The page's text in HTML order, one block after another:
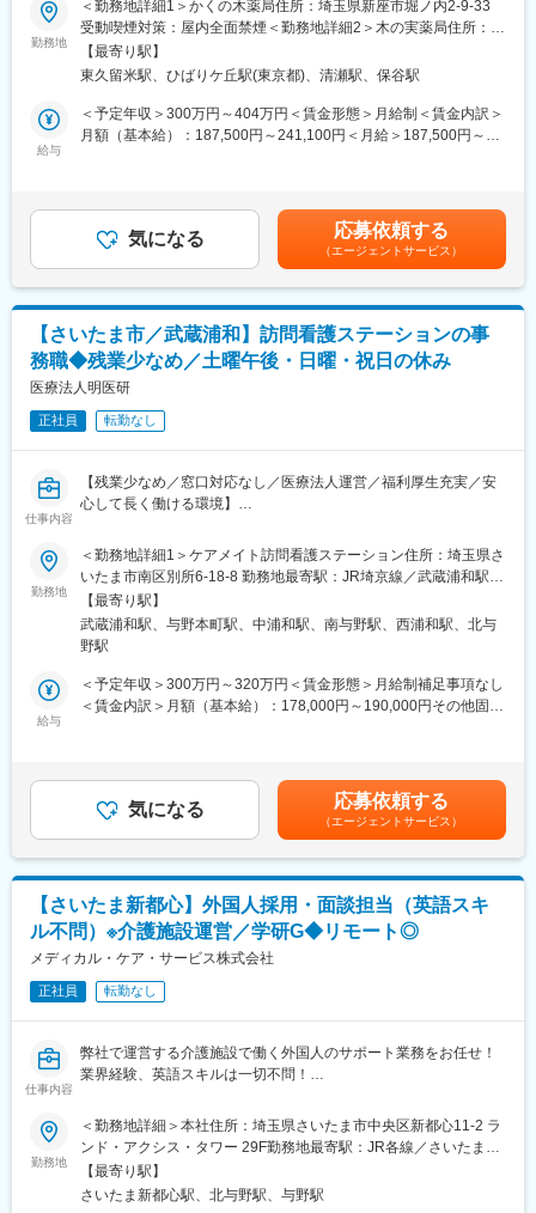
変更の範囲：無
ます。
マネージャーは男性５名・女性４名、年齢層20・30代の社員が活
躍しております！
■当社の特徴/魅力：
・めぐみの里では利用される障がい者の方々に、しっかりと「仕
身近な存在でいたいという考えから『マネージャー』と呼んでい
ます。
・非常に風通しの良い環境で、年間を通して農場運動会や、
設けております！
変更の範囲：会社の定める業務
【業務内容】
薬局での事務及び薬剤師の補助業務をお任せいたします。地域密
着でお客様との距離が近く、直接感謝をいただける仕事です。
【業務詳細】
・調剤薬局での受付業務や処方箋のデータ入力
・一般用医薬品の販売や相談応需
・お薬のお届けサービス、他店舗への小分け業務（社用車使用）
・薬局として地域包括ケアの拠点となるための活動
・新卒学生採用活動の支援
新座市の各店舗にはそれぞれ3名～10名の事務スタッフが在籍し
ており、年齢層も20代～50代と幅広い方々が活躍しています。育
児休暇を取得している社員も複数おり、長期的な就業が可能で
【手厚い研修制度】
・職種別 OJT 制度
・全社研修（かくの木研修会）
会社が一部負担します）
・研修休日（業務時間を利用して研修に参加することができ、入
社3年間は月に1日取得することができます。）
【休暇休日】
・完全週休2日制(日曜・祝日・平日1日)
・有給休暇 初年度10日
・介護休業制度あり
【豊富な諸手当】
・残業手当：超過勤務分を全額支給
・技能認定手当：2,000円（登録販売者、Officeエキスパート等）
・住宅手当：15,000円（※付与条件あり）
・子ども手当：10,000円
・幼保手当：5,000円
業、介護相談事業を展開しています。
・高齢化が進んでいる現在。住み慣れた地域で安心・安全に暮ら
療、介護、福祉の専門家だからできる質の高い支援を提供してい
ます。決して大きな規模の会社ではありませんが、患者さんや利
用者さんのことを第一に考え、住みやすい街づくりに貢献してい
ます。
勤務地
＜勤務地詳細1＞かくの木薬局住所：埼玉県新座市堀ノ内2-9-33
受動喫煙対策：屋内全面禁煙＜勤務地詳細2＞木の実薬局住所：新
座市本多1-3-9 受動喫煙対策：屋内全面禁煙＜勤務地詳細3＞かく
の木薬局 新堀店住所：埼玉県新座市新堀1-13-6 受動喫煙対策：屋
【最寄り駅】
東久留米駅、ひばりケ丘駅(東京都)、清瀬駅、保谷駅
給与
＜予定年収＞300万円～404万円＜賃金形態＞月給制＜賃金内訳＞
月額（基本給）：187,500円～241,100円＜月給＞187,500円～
月）1,000～3,000 円（※前年度の勤務評価による）賃金はあくま
でも目安の金額であり、選考を通じて上下する可能性がありま
す。月給(月額)は固定手当を含めた表記です。
気になる 応募依頼する
（エージェントサービス）
【さいたま市／武蔵浦和】訪問看護ステーションの事
務職◆残業少なめ／土曜午後・日曜・祝日の休み
医療法人明医研
正社員 転勤なし
仕事内容
【残業少なめ／窓口対応なし／医療法人運営／福利厚生充実／安
心して長く働ける環境】
■業務内容
・医療保険・介護保険の請求業務
・支払、請求関係処理
・タイムカードなど勤怠管理
・各種事務手続きや資料作成
・電話対応
・事業所庶務（清掃・備品補充等）
ており、家族の介護や子育て等、家庭との両立に理解がある職場
です。
シフトは家庭の行事をなるべく優先し作成しています。
互い様の心で、みんなで助け合って対応しています。
また、残業もほとんどありません。ご自身の業務の予定で各スケ
ジュールを調整していただくので、仕事が終われば定時に帰って
いただいて構いません。平日でも夕方以降の予定が立てやすく、
ます。
医療法人明医研は、地域に根ざして約30年。クリニック２箇所・
訪問看護ステーション・訪問介護ステーションを運営。安定した
RELIABLE（信頼に足る）を合言葉に、患者様お一人おひとりに
寄り添い、心温まる医療・介護サービスを提供しています。
ケアメイト訪問看護ステーションは、1999年にさいたま市南区
（武蔵浦和）のデュエット内科クリニックと併設するかたちで開
勤務地
＜勤務地詳細1＞ケアメイト訪問看護ステーション住所：埼玉県さ
いたま市南区別所6-18-8 勤務地最寄駅：JR埼京線／武蔵浦和駅受
動喫煙対策：屋内全面禁煙＜勤務地詳細2＞アトリオ訪問看護ステ
ーション住所：埼玉県さいたま市中央区上峰4-8-18 アトリオ訪問
看護ステーション勤務地最寄駅：埼京線／与野本町駅受動喫煙対
【最寄り駅】
武蔵浦和駅、与野本町駅、中浦和駅、南与野駅、西浦和駅、北与
野駅
給与
＜予定年収＞300万円～320万円＜賃金形態＞月給制補足事項なし
＜賃金内訳＞月額（基本給）：178,000円～190,000円その他固定
む）＜昇給有無＞有＜残業手当＞有＜給与補足＞※試用期間中は
【職務手当月10,000円】が不支給になります※昇給（毎年7月）賃
金はあくまでも目安の金額であり、選考を通じて上下する可能性
があります。月給(月額)は固定手当を含めた表記です。
気になる 応募依頼する
（エージェントサービス）
【さいたま新都心】外国人採用・面談担当（英語スキ
ル不問）※介護施設運営／学研G◆リモート◎
メディカル・ケア・サービス株式会社
正社員 転勤なし
仕事内容
弊社で運営する介護施設で働く外国人のサポート業務をお任せ！
業界経験、英語スキルは一切不問！
迎です！
■業務概要
・外国人雇用に関わる業務
・入社に関する書類の対応、特定技能で働く外国人へのサポート
勤務地
＜勤務地詳細＞本社住所：埼玉県さいたま市中央区新都心11-2 ラ
ンド・アクシス・タワー 29F勤務地最寄駅：JR各線／さいたま新
都心駅受動喫煙対策：屋内全面禁煙変更の範囲：会社の定める事
業所
【最寄り駅】
さいたま新都心駅、北与野駅、与野駅